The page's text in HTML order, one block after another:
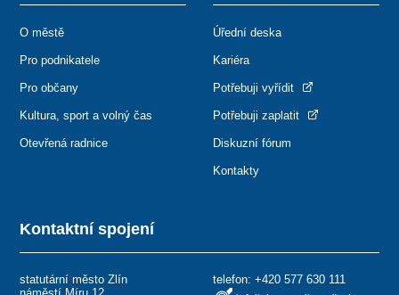
Kontaktní spojení
statutární město Zlín
telefon: +420 577 630 111
O městě
Pro podnikatele
Pro občany
Kultura, sport a volný čas
Otevřená radnice
Úřední deska
Kariéra
Potřebuji vyřídit
Potřebuji zaplatit
Diskuzní fórum
Kontakty